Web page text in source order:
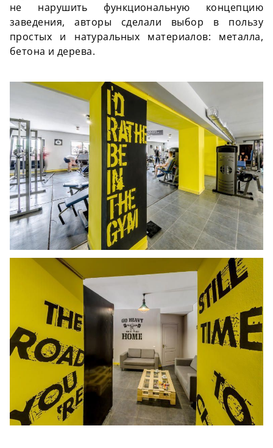
не нарушить функциональную концепцию
заведения, авторы сделали выбор в пользу
простых и натуральных материалов: металла,
бетона и дерева.